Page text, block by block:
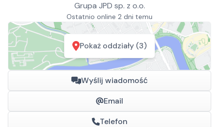
Grupa JPD sp. z o.o.
Ostatnio online 2 dni temu
Pokaż oddziały (3)
Wyślij wiadomość
Email
Telefon